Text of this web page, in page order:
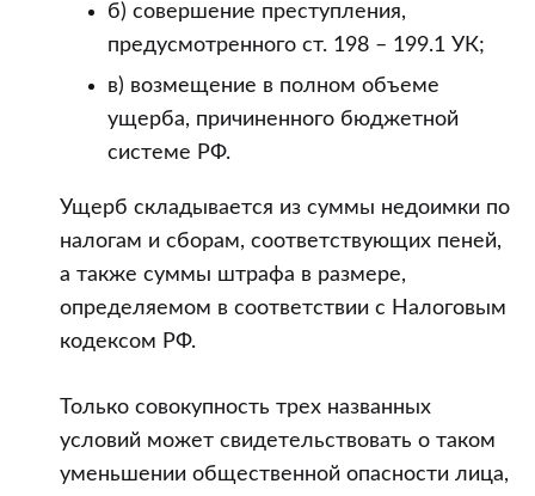
б) совершение преступления,
предусмотренного ст. 198 – 199.1 УК;
в) возмещение в полном объеме
ущерба, причиненного бюджетной
системе РФ.
Ущерб складывается из суммы недоимки по
налогам и сборам, соответствующих пеней,
а также суммы штрафа в размере,
определяемом в соответствии с Налоговым
кодексом РФ.
Только совокупность трех названных
условий может свидетельствовать о таком
уменьшении общественной опасности лица,